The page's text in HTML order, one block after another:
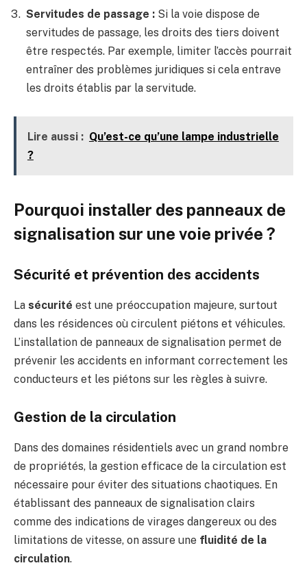
Servitudes de passage : Si la voie dispose de
servitudes de passage, les droits des tiers doivent
être respectés. Par exemple, limiter l’accès pourrait
entraîner des problèmes juridiques si cela entrave
les droits établis par la servitude.
Lire aussi : Qu’est-ce qu’une lampe industrielle
?
Pourquoi installer des panneaux de
signalisation sur une voie privée ?
Sécurité et prévention des accidents
La sécurité est une préoccupation majeure, surtout
dans les résidences où circulent piétons et véhicules.
L’installation de panneaux de signalisation permet de
prévenir les accidents en informant correctement les
conducteurs et les piétons sur les règles à suivre.
Gestion de la circulation
Dans des domaines résidentiels avec un grand nombre
de propriétés, la gestion efficace de la circulation est
nécessaire pour éviter des situations chaotiques. En
établissant des panneaux de signalisation clairs
comme des indications de virages dangereux ou des
limitations de vitesse, on assure une fluidité de la
circulation.